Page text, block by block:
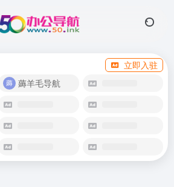
立即入驻
薅羊毛导航